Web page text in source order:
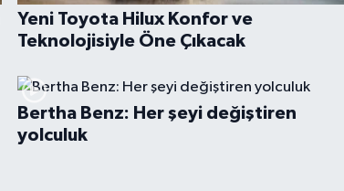
Yeni Toyota Hilux Konfor ve
Teknolojisiyle Öne Çıkacak
Bertha Benz: Her şeyi değiştiren
yolculuk